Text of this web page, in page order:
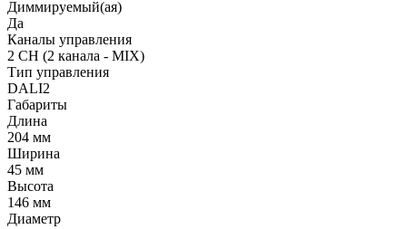
Диммируемый(ая)
Да
Каналы управления
2 CH (2 канала - MIX)
Тип управления
DALI2
Габариты
Длина
204 мм
Ширина
45 мм
Высота
146 мм
Диаметр